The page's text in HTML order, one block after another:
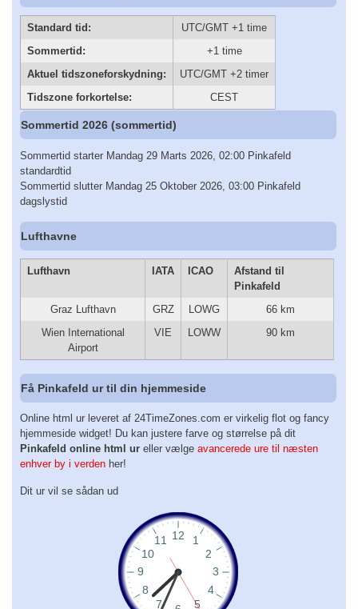
Standard tid:
UTC/GMT +1 time
Sommertid:
+1 time
Aktuel tidszoneforskydning:
UTC/GMT +2 timer
Tidszone forkortelse:
CEST
Sommertid 2026 (sommertid)
Sommertid starter Mandag 29 Marts 2026, 02:00 Pinkafeld
standardtid
Sommertid slutter Mandag 25 Oktober 2026, 03:00 Pinkafeld
dagslystid
Lufthavne
Lufthavn IATA ICAO
Afstand til
Pinkafeld
Graz Lufthavn
GRZ LOWG
66 km
Wien International
Airport
VIE LOWW 90 km
Få Pinkafeld ur til din hjemmeside
Online html ur leveret af 24TimeZones.com er virkelig flot og fancy
hjemmeside widget! Du kan justere farve og størrelse på dit
Pinkafeld online html ur eller vælge avancerede ure til næsten
enhver by i verden her!
Dit ur vil se sådan ud